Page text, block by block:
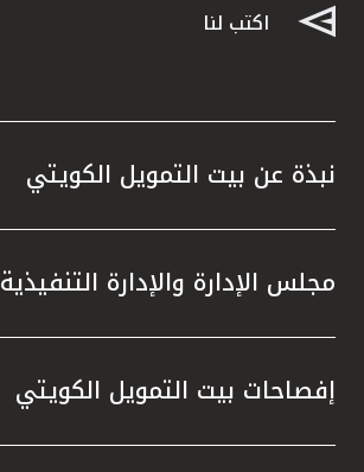
اكتب لنا
نبذة عن بيت التمويل الكويتي
مجلس الإدارة والإدارة التنفيذية
إفصاحات بيت التمويل الكويتي